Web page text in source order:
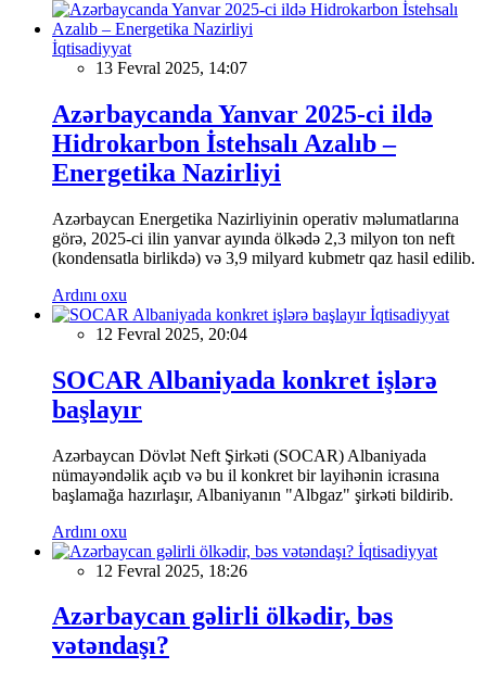
İqtisadiyyat
13 Fevral 2025, 14:07
Azərbaycanda Yanvar 2025-ci ildə
Hidrokarbon İstehsalı Azalıb –
Energetika Nazirliyi
Azərbaycan Energetika Nazirliyinin operativ məlumatlarına
görə, 2025-ci ilin yanvar ayında ölkədə 2,3 milyon ton neft
(kondensatla birlikdə) və 3,9 milyard kubmetr qaz hasil edilib.
Ardını oxu
İqtisadiyyat
12 Fevral 2025, 20:04
SOCAR Albaniyada konkret işlərə
başlayır
Azərbaycan Dövlət Neft Şirkəti (SOCAR) Albaniyada
nümayəndəlik açıb və bu il konkret bir layihənin icrasına
başlamağa hazırlaşır, Albaniyanın "Albgaz" şirkəti bildirib.
Ardını oxu
İqtisadiyyat
12 Fevral 2025, 18:26
Azərbaycan gəlirli ölkədir, bəs
vətəndaşı?